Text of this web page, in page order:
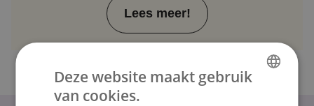
Lees meer!
Deze website maakt gebruik
van cookies.